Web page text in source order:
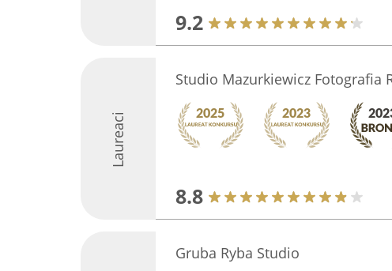
9.2
Laureaci
Studio Mazurkiewicz Fotografia
8.8
Gruba Ryba Studio